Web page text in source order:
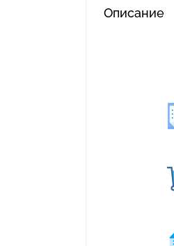
Описание